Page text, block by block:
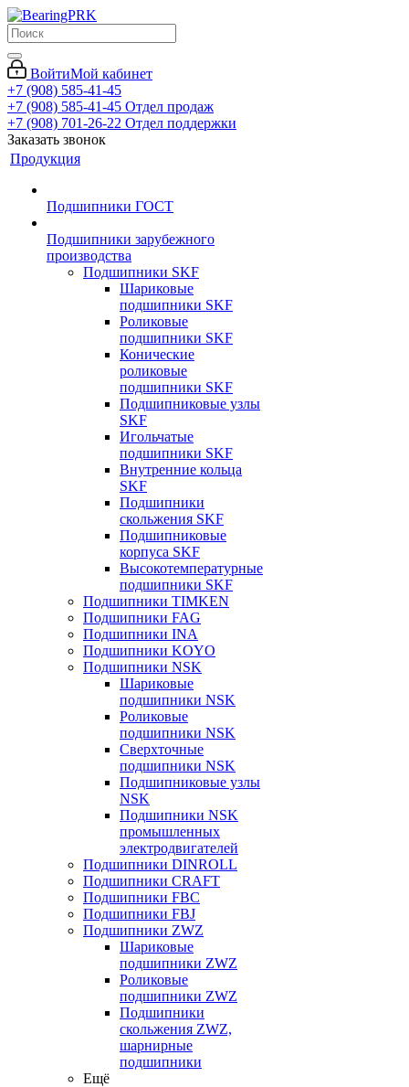
ВойтиМой кабинет
+7 (908) 585-41-45
+7 (908) 585-41-45 Отдел продаж
+7 (908) 701-26-22 Отдел поддержки
Заказать звонок
Продукция
Подшипники ГОСТ
Подшипники зарубежного
производства
Подшипники SKF
Шариковые
подшипники SKF
Роликовые
подшипники SKF
Конические
роликовые
подшипники SKF
Подшипниковые узлы
SKF
Игольчатые
подшипники SKF
Внутренние кольца
SKF
Подшипники
скольжения SKF
Подшипниковые
корпуса SKF
Высокотемпературные
подшипники SKF
Подшипники TIMKEN
Подшипники FAG
Подшипники INA
Подшипники KOYO
Подшипники NSK
Шариковые
подшипники NSK
Роликовые
подшипники NSK
Сверхточные
подшипники NSK
Подшипниковые узлы
NSK
Подшипники NSK
промышленных
электродвигателей
Подшипники DINROLL
Подшипники CRAFT
Подшипники FBC
Подшипники FBJ
Подшипники ZWZ
Шариковые
подшипники ZWZ
Роликовые
подшипники ZWZ
Подшипники
скольжения ZWZ,
шарнирные
подшипники
Ещё